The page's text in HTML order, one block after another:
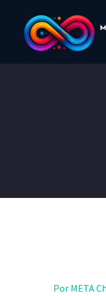
Por META